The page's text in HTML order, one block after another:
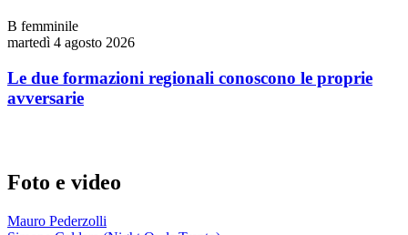
B femminile
martedì 4 agosto 2026
Le due formazioni regionali conoscono le proprie
avversarie
Foto e video
Mauro Pederzolli